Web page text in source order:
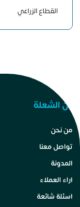
القطاع الزراعي
عن الشعلة
من نحن
تواصل معنا
المدونة
اراء العملاء
اسئلة شائعة